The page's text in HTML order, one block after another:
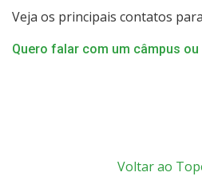
Veja os principais contatos
Quero falar com um câmpus
Voltar ao